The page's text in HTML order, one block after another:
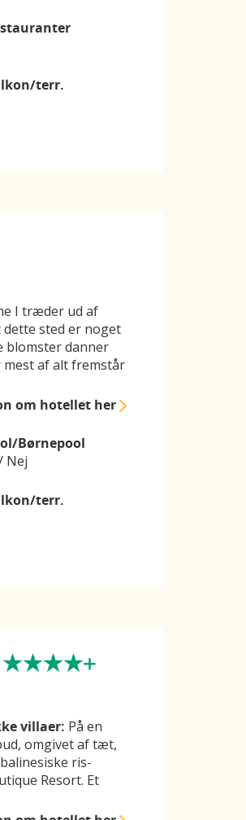
terr.
I træder ud af
sted er noget
blomster danner
mest af alt fremstår
om hotellet her
Børnepool
Nej
terr.
villaer: På en
omgivet af tæt,
ris-
Resort. Et